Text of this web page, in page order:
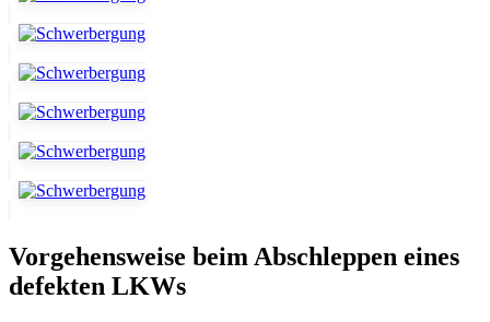
Vorgehensweise beim Abschleppen eines
defekten LKWs